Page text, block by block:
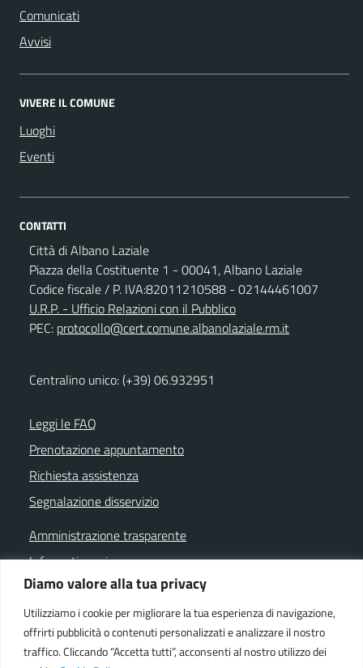
Diamo valore alla tua privacy
Utilizziamo i cookie per migliorare la tua esperienza di navigazione,
offrirti pubblicità o contenuti personalizzati e analizzare il nostro
traffico. Cliccando “Accetta tutti”, acconsenti al nostro utilizzo dei
Comunicati
Avvisi
VIVERE IL COMUNE
Luoghi
Eventi
CONTATTI
Città di Albano Laziale
Piazza della Costituente 1 - 00041, Albano Laziale
Codice fiscale / P. IVA:82011210588 - 02144461007
U.R.P. - Ufficio Relazioni con il Pubblico
PEC: protocollo@cert.comune.albanolaziale.rm.it
Centralino unico: (+39) 06.932951
Leggi le FAQ
Prenotazione appuntamento
Richiesta assistenza
Segnalazione disservizio
Amministrazione trasparente
Informativa privacy
Note legali
Dichiarazione di accessibilità
Cookie policy